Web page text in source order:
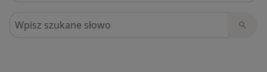
Szukaj w opiniach